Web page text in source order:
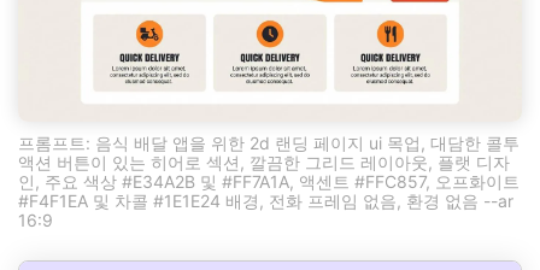
프롬프트: 음식 배달 앱을 위한 2d 랜딩 페이지 ui 목업, 대담한 콜투
액션 버튼이 있는 히어로 섹션, 깔끔한 그리드 레이아웃, 플랫 디자
인, 주요 색상 #E34A2B 및 #FF7A1A, 액센트 #FFC857, 오프화이트
#F4F1EA 및 차콜 #1E1E24 배경, 전화 프레임 없음, 환경 없음 --ar
16:9